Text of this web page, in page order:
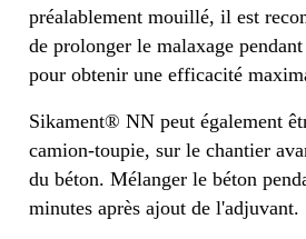
préalablement mouillé, il est
de prolonger le malaxage
pour obtenir une efficacité
Sikament® NN peut également
camion-toupie, sur le chantier
du béton. Mélanger le béton
minutes après ajout de l'adjuvant.